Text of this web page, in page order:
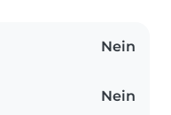
Nein
Nein